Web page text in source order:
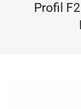
Profil